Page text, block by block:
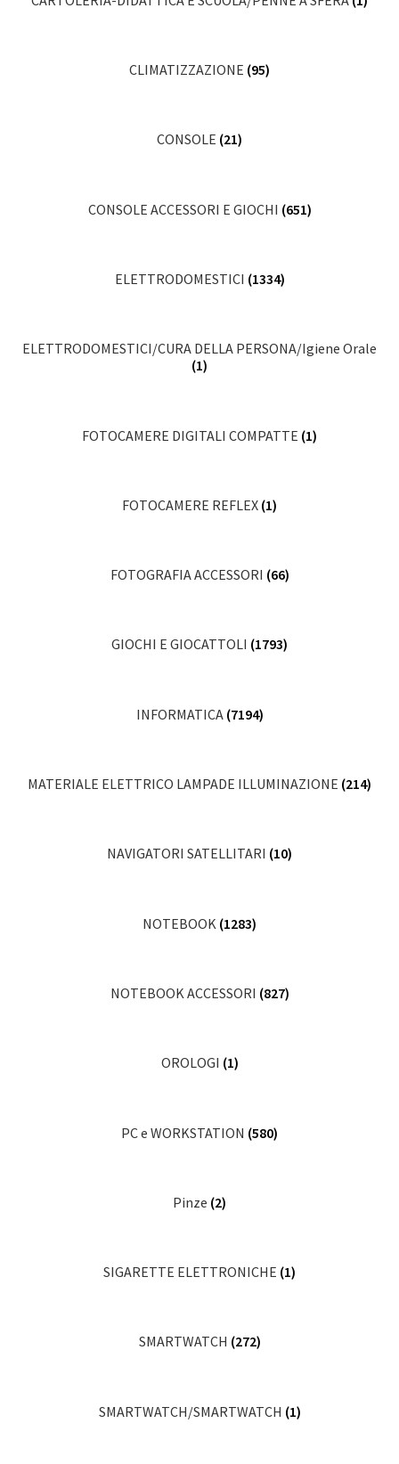
CLIMATIZZAZIONE (95)
CONSOLE (21)
CONSOLE ACCESSORI E GIOCHI (651)
ELETTRODOMESTICI (1334)
ELETTRODOMESTICI/CURA DELLA PERSONA/Igiene Orale
(1)
FOTOCAMERE DIGITALI COMPATTE (1)
FOTOCAMERE REFLEX (1)
FOTOGRAFIA ACCESSORI (66)
GIOCHI E GIOCATTOLI (1793)
INFORMATICA (7194)
MATERIALE ELETTRICO LAMPADE ILLUMINAZIONE (214)
NAVIGATORI SATELLITARI (10)
NOTEBOOK (1283)
NOTEBOOK ACCESSORI (827)
OROLOGI (1)
PC e WORKSTATION (580)
Pinze (2)
SIGARETTE ELETTRONICHE (1)
SMARTWATCH (272)
SMARTWATCH/SMARTWATCH (1)